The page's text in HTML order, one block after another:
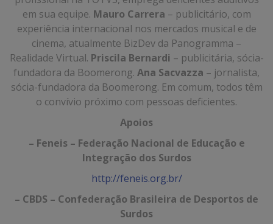
em sua equipe. Mauro Carrera – publicitário, com
experiência internacional nos mercados musical e de
cinema, atualmente BizDev da Panogramma –
Realidade Virtual. Priscila Bernardi – publicitária, sócia-
fundadora da Boomerong. Ana Sacvazza – jornalista,
sócia-fundadora da Boomerong. Em comum, todos têm
o convívio próximo com pessoas deficientes.
Apoios
– Feneis – Federação Nacional de Educação e
Integração dos Surdos
http://feneis.org.br/
– CBDS – Confederação Brasileira de Desportos de
Surdos